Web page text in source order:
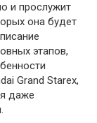
и прослужит
она будет
этапов,
Grand Starex,
даже